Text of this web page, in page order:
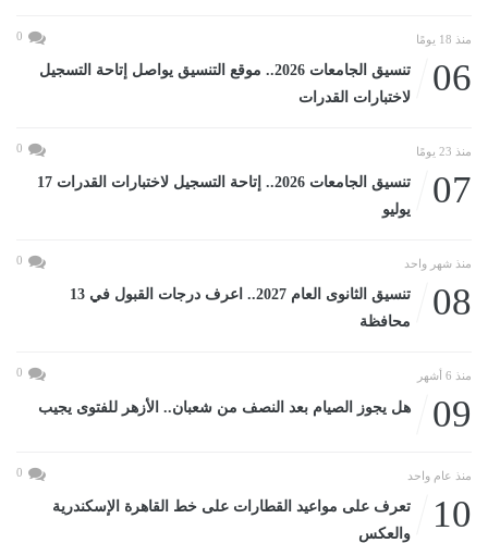
منذ 18 يومًا 0
06
تنسيق الجامعات 2026.. موقع التنسيق يواصل إتاحة التسجيل
لاختبارات القدرات
منذ 23 يومًا 0
07
تنسيق الجامعات 2026.. إتاحة التسجيل لاختبارات القدرات 17
يوليو
منذ شهر واحد 0
08
تنسيق الثانوى العام 2027.. اعرف درجات القبول في 13
محافظة
منذ 6 أشهر 0
09 هل يجوز الصيام بعد النصف من شعبان.. الأزهر للفتوى يجيب
منذ عام واحد 0
10
تعرف على مواعيد القطارات على خط القاهرة الإسكندرية
والعكس